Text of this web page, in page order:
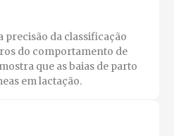
precisão da classificação
do comportamento de
que as baias de parto
em lactação.